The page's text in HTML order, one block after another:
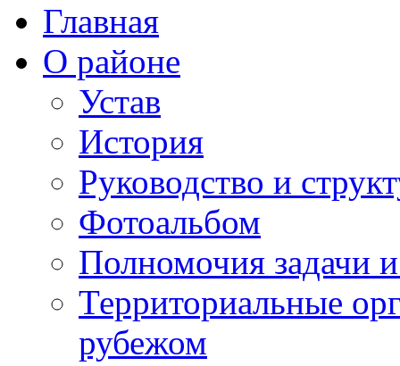
Главная
О районе
Устав
История
Руководство и
Фотоальбом
Полномочия задачи
Территориальные
рубежом